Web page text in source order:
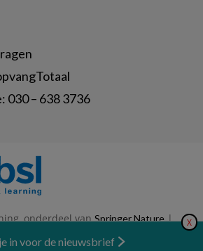
030 – 638 3736
onderdeel vanSpringer Nature| X
in voor de nieuwsbriefAbonneren